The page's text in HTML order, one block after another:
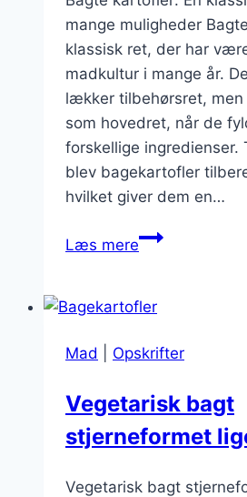
mange muligheder
klassisk ret, der har
madkultur i mange år.
lækker tilbehørsret, men
som hovedret, når de
forskellige ingredienser.
blev bagekartofler
hvilket giver dem en…
Læs mereBagte
ovn
perfekt
Mad Opskrifter
Vegetarisk bagt
stjerneformet
Vegetarisk bagt